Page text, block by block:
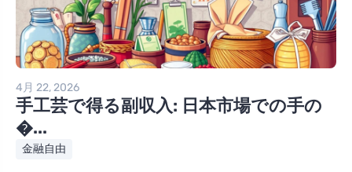
4月 22, 2026
手工芸で得る副収入: 日本市場での手の
�...
金融自由